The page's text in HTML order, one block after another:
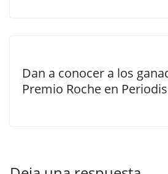
Dan a conocer a los
Premio Roche en